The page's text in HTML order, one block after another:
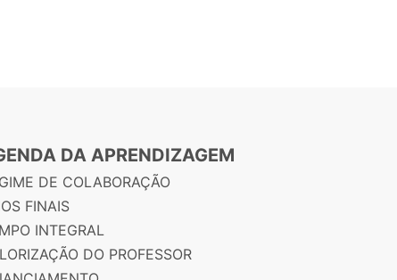
DA APRENDIZAGEM
DE COLABORAÇÃO
FINAIS
INTEGRAL
DO PROFESSOR